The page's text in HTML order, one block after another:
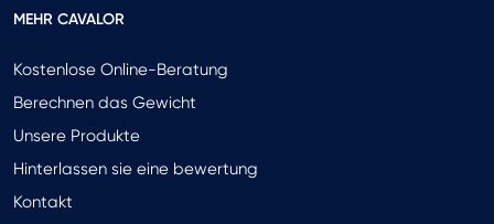
MEHR CAVALOR
Kostenlose Online-Beratung
Berechnen das Gewicht
Unsere Produkte
Hinterlassen sie eine bewertung
Kontakt